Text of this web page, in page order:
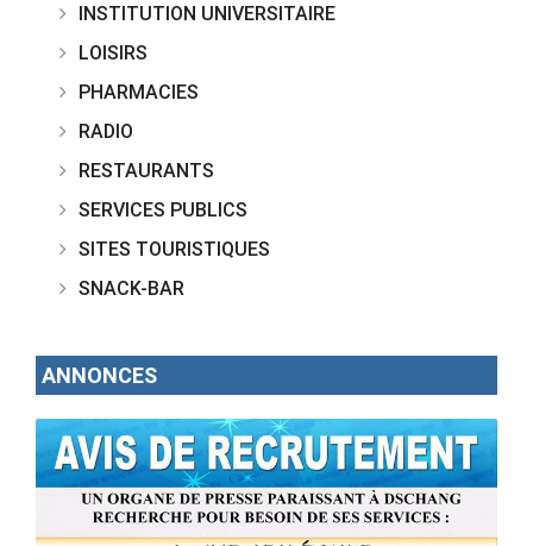
INSTITUTION UNIVERSITAIRE
LOISIRS
PHARMACIES
RADIO
RESTAURANTS
SERVICES PUBLICS
SITES TOURISTIQUES
SNACK-BAR
ANNONCES